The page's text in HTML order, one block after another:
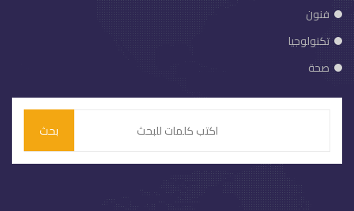
فنون
تكنولوجيا
صحة
بحث